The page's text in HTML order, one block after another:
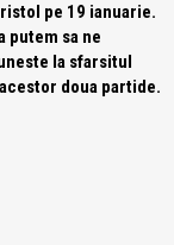
pe 19 ianuarie.
putem sa ne
la sfarsitul
doua partide.